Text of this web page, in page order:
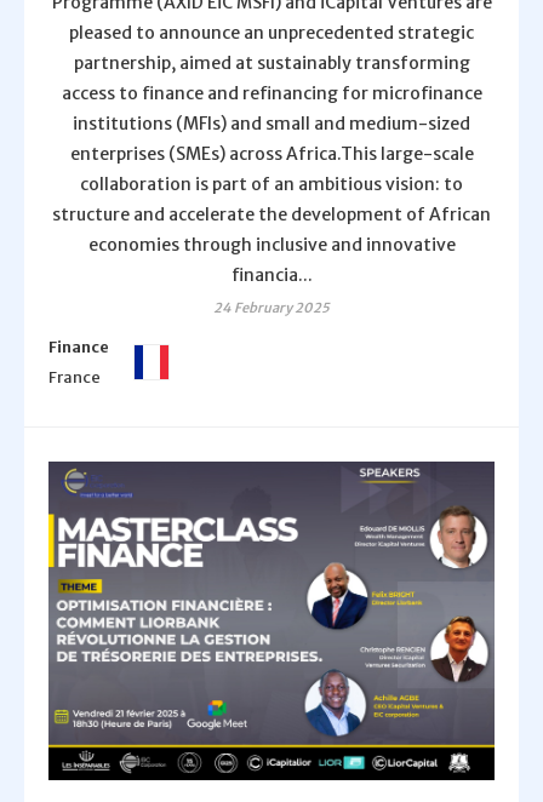
pleased to announce an unprecedented strategic
partnership, aimed at sustainably transforming
access to finance and refinancing for microfinance
institutions (MFIs) and small and medium-sized
enterprises (SMEs) across Africa.This large-scale
collaboration is part of an ambitious vision: to
structure and accelerate the development of African
economies through inclusive and innovative
financia...
24 February 2025
Finance
France